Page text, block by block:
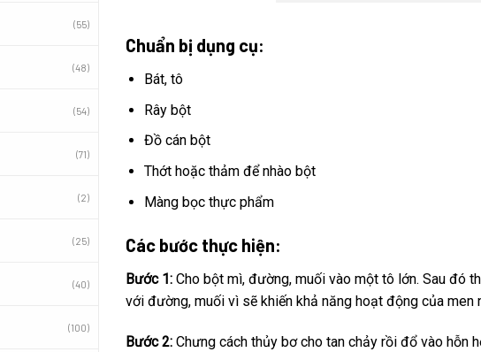
(55)
(48)
(54)
(71)
(2)
(25)
(40)
(100)
Chuẩn bị dụng cụ:
Bát, tô
Rây bột
Đồ cán bột
Thớt hoặc thảm để nhào bột
Màng bọc thực phẩm
Các bước thực hiện:
Bước 1: Cho bột mì, đường, muối vào một tô lớn. Sau đó
với đường, muối vì sẽ khiến khả năng hoạt động của men
Bước 2: Chưng cách thủy bơ cho tan chảy rồi đổ vào hỗn